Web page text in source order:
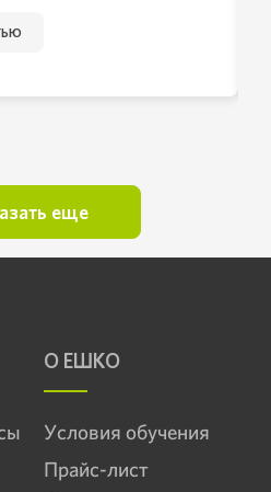
и отправил
я понял,
курсов (английский,
итальянский),
учета»,
торговой фирме.
спасибо!»
еще
О ЕШКО
Условия обучения
Прайс-лист